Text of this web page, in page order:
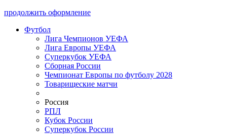
продолжить оформление
Футбол
Лига Чемпионов УЕФА
Лига Европы УЕФА
Суперкубок УЕФА
Сборная России
Чемпионат Европы по футболу 2028
Товарищеские матчи
Россия
РПЛ
Кубок России
Суперкубок России